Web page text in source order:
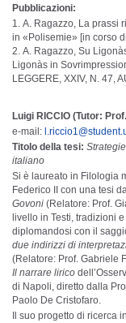
Pubblicazioni:
A. Ragazzo, La prassi
in «Polisemie» [in corso
A. Ragazzo, Su
Ligonàs in
LEGGERE, XXIV, N. 47,
Luigi RICCIO (Tutor:
e-mail:
Titolo della tesi:
italiano
Si è laureato in Filologia
Federico II con una tesi
Govoni (Relatore: Prof.
livello in Testi, tradizioni
diplomandosi con il
due indirizzi di
(Relatore: Prof. Gabriele
Il narrare lirico
di Napoli, diretto dalla
Paolo De Cristofaro.
Il suo progetto di ricerca